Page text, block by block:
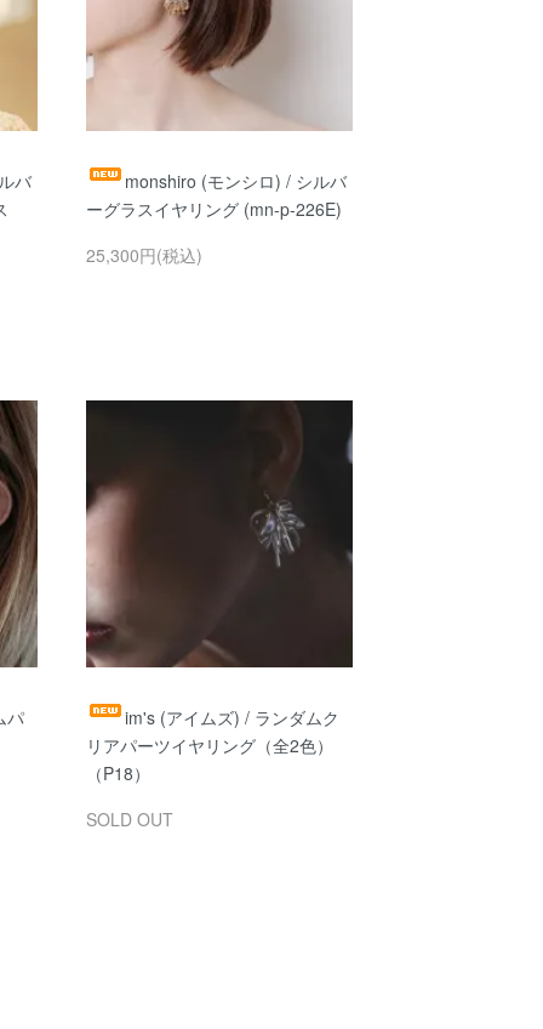
バ
monshiro (モンシロ) / シルバ
ーグラスイヤリング (mn-p-226E)
25,300円(税込)
パ
im's (アイムズ) / ランダムク
リアパーツイヤリング（全2色）
（P18）
SOLD OUT